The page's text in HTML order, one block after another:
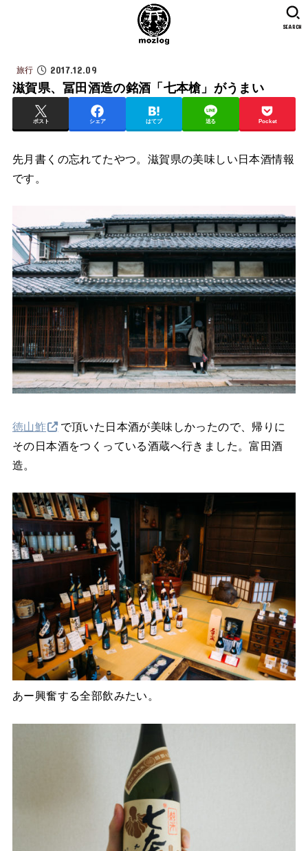
SEARCH
旅行 2017.12.09
滋賀県、冨田酒造の銘酒「七本槍」がうまい
ポスト シェア はてブ 送る Pocket
先月書くの忘れてたやつ。滋賀県の美味しい日本酒情報
です。
徳山鮓
で頂いた日本酒が美味しかったので、帰りに
その日本酒をつくっている酒蔵へ行きました。富田酒
造。
あー興奮する全部飲みたい。